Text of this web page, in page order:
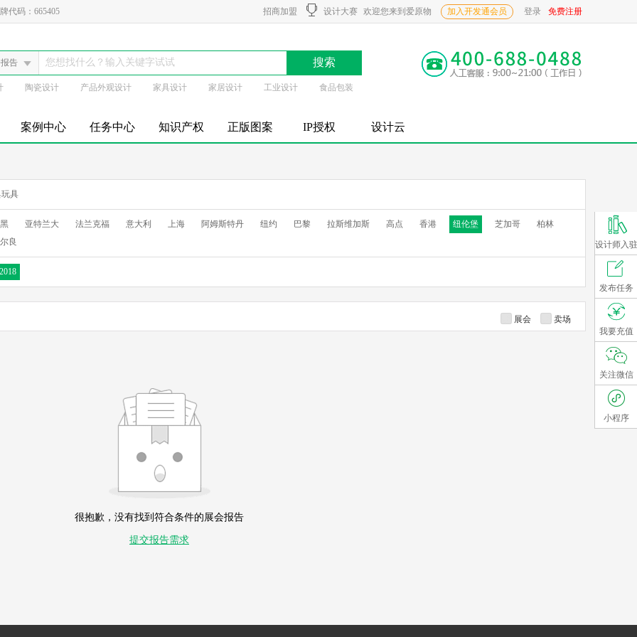
代码：665405 招商加盟 设计大赛 欢迎您来到爱原物 加入开发通会员 免费注册
登录
告
陶瓷设计 产品外观设计 家具设计 家居设计 工业设计 食品包装
案例中心 任务中心 知识产权 正版图案 IP授权 设计云
具
亚特兰大 法兰克福 意大利 上海 阿姆斯特丹 纽约 巴黎 拉斯维加斯 高点 香港 纽伦堡 芝加哥
柏林
良
2018
展会 卖场
很抱歉，没有找到符合条件的展会报告
提交报告需求
设计师入驻
发布任务
我要充值
关注微信
小程序